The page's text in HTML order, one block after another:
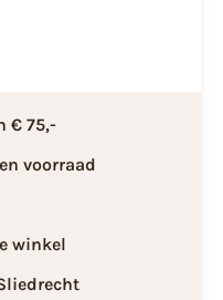
€ 75,-
voorraad
winkel